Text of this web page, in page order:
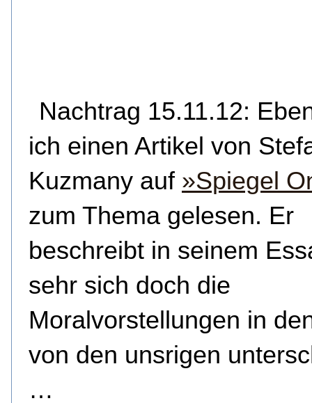
Nachtrag 15.11.12:
ich einen Artikel von
Kuzmany auf »Spiegel
zum Thema gelesen. Er
beschreibt in seinem
sehr sich doch die
Moralvorstellungen in
von den unsrigen
…